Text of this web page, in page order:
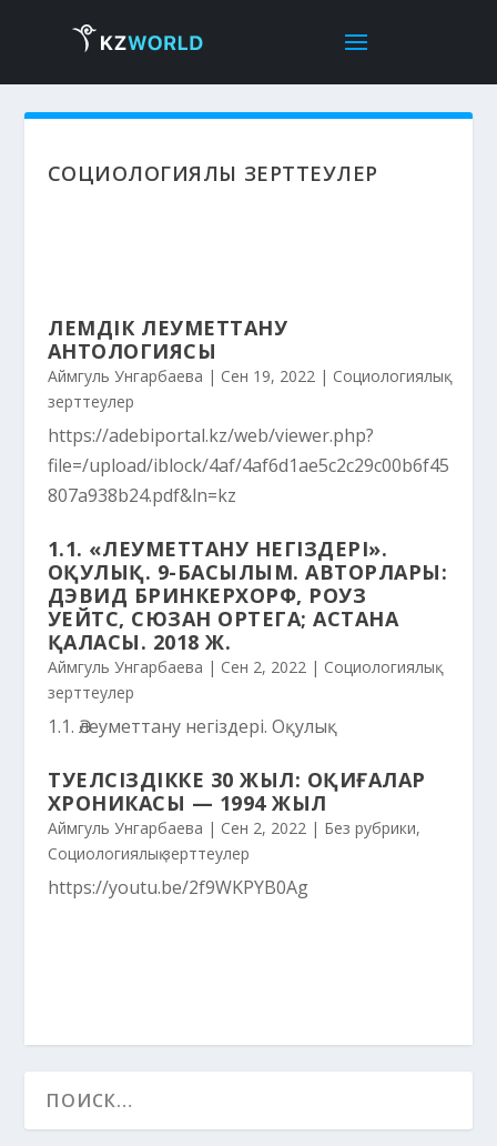
СОЦИОЛОГИЯЛЫҚ ЗЕРТТЕУЛЕР
ӘЛЕМДІК ӘЛЕУМЕТТАНУ
АНТОЛОГИЯСЫ
Аймгуль Унгарбаева | Сен 19, 2022| Социологиялық
зерттеулер
https://adebiportal.kz/web/viewer.php?
file=/upload/iblock/4af/4af6d1ae5c2c29c00b6f45
807a938b24.pdf&ln=kz
1.1. «ӘЛЕУМЕТТАНУ НЕГІЗДЕРІ».
ОҚУЛЫҚ. 9-БАСЫЛЫМ. АВТОРЛАРЫ:
ДЭВИД БРИНКЕРХОРФ, РОУЗ
УЕЙТС, СЮЗАН ОРТЕГА; АСТАНА
ҚАЛАСЫ. 2018 Ж.
Аймгуль Унгарбаева | Сен 2, 2022| Социологиялық
зерттеулер
1.1. Әлеуметтану негіздері. Оқулық
ТӘУЕЛСІЗДІККЕ 30 ЖЫЛ: ОҚИҒАЛАР
ХРОНИКАСЫ — 1994 ЖЫЛ
Аймгуль Унгарбаева | Сен 2, 2022| Без рубрики,
Социологиялық зерттеулер
https://youtu.be/2f9WKPYB0Ag